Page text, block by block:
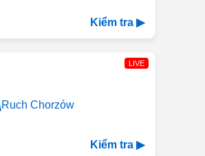
Kiểm tra ▶
LIVE
Ruch Chorzów
Kiểm tra ▶